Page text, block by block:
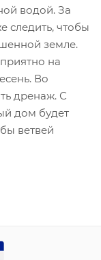
водой. За
следить, чтобы
земле.
на
Во
дренаж. С
дом будет
ветвей